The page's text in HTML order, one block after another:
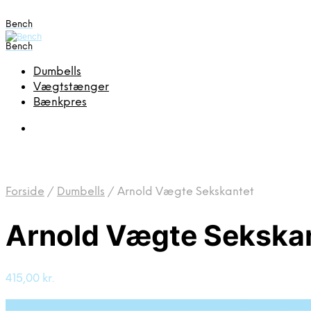
Bench
Bench
Dumbells
Vægtstænger
Bænkpres
Forside / Dumbells / Arnold Vægte Sekskantet
Arnold Vægte
415,00 kr.